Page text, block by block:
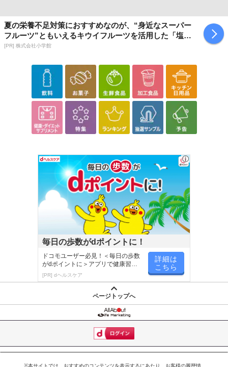
夏の栄養不足対策におすすめなのが、“身近なスーパー
フルーツ”ともいえるキウイフルーツを活用した「塩キ
ウイ」
[PR] 株式会社小学館
毎日の歩数がdポイントに！
ドコモユーザー必見！＜毎日の歩数
がdポイントに＞アプリで健康習慣
が楽しく続く
[PR] dヘルスケア
詳細は
こちら
ページトップへ